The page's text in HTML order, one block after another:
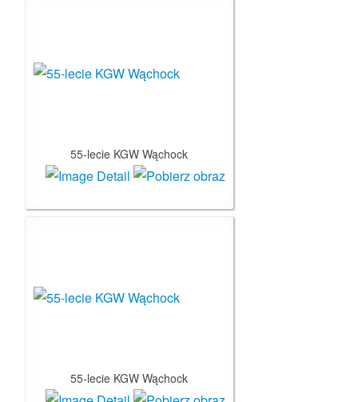
55-lecie KGW Wąchock
55-lecie KGW Wąchock